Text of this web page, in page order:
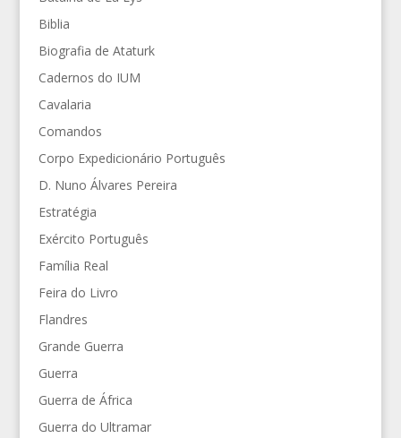
Biblia
Biografia de Ataturk
Cadernos do IUM
Cavalaria
Comandos
Corpo Expedicionário Português
D. Nuno Álvares Pereira
Estratégia
Exército Português
Família Real
Feira do Livro
Flandres
Grande Guerra
Guerra
Guerra de África
Guerra do Ultramar